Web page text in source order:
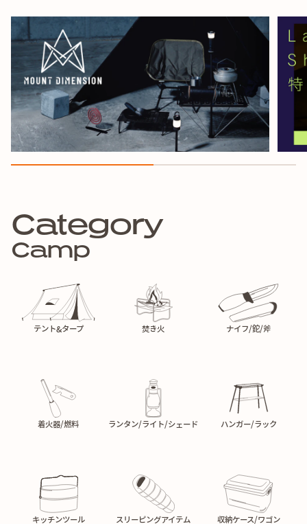
Category
Camp
テント&タープ 焚き火 ナイフ/鉈/斧
着火器/燃料 ランタン/ライト/シェード ハンガー/ラック
キッチンツール スリーピングアイテム 収納ケース/ワゴン